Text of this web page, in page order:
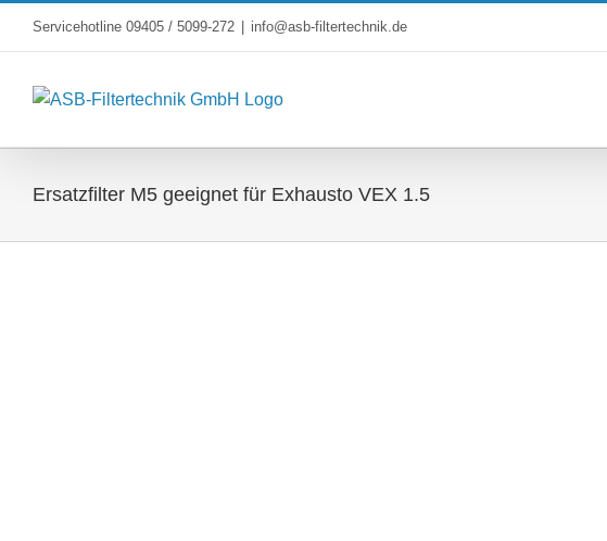
Servicehotline 09405 / 5099-272 info@asb-filtertechnik.de
Ersatzfilter M5 geeignet für Exhausto VEX 1.5